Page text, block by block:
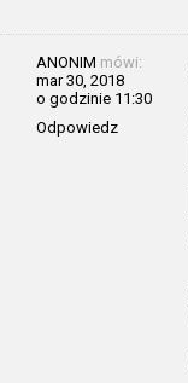
ANONIM mówi:
mar 30, 2018
o godzinie 11:30
Odpowiedz